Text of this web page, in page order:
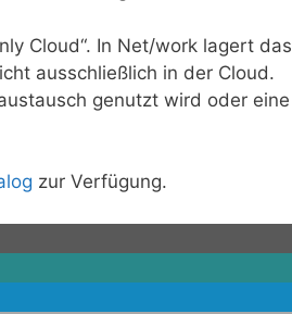
Cloud“. In Net/work lagert das
ausschließlich in der Cloud.
genutzt wird oder eine
zur Verfügung.